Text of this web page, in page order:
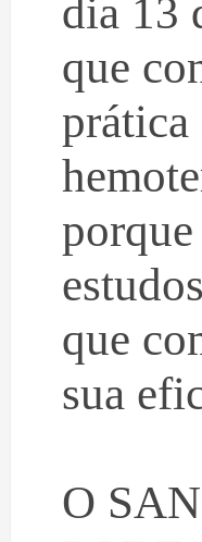
dia 13
que
prática
que
sua
O